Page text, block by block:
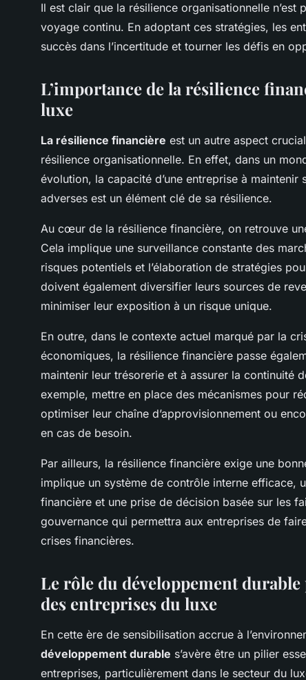
Il est clair que la résilience organisationnelle n’est
voyage continu. En adoptant ces stratégies, les
succès dans l’incertitude et tourner les défis en
L’importance de la résilience
luxe
La résilience financière est un autre aspect
résilience organisationnelle. En effet, dans un
évolution, la capacité d’une entreprise à
adverses est un élément clé de sa résilience.
Au cœur de la résilience financière, on retrouve
Cela implique une surveillance constante des
risques potentiels et l’élaboration de stratégies
doivent également diversifier leurs sources de
minimiser leur exposition à un risque unique.
En outre, dans le contexte actuel marqué par la
économiques, la résilience financière passe
maintenir leur trésorerie et à assurer la continuité
exemple, mettre en place des mécanismes pour
optimiser leur chaîne d’approvisionnement ou
en cas de besoin.
Par ailleurs, la résilience financière exige une
implique un système de contrôle interne efficace,
financière et une prise de décision basée sur les
gouvernance qui permettra aux entreprises de
crises financières.
Le rôle du développement
des entreprises du luxe
En cette ère de sensibilisation accrue à
développement durable s’avère être un pilier
entreprises, particulièrement dans le secteur du